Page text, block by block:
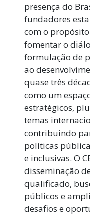
presença do
fundadores
com o
fomentar o
formulação de
ao
quase três
como um
estratégicos,
temas
contribuindo
políticas
e inclusivas. O
disseminação
qualificado,
públicos e
desafios e